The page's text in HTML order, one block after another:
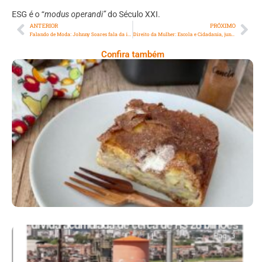
ESG é o “modus operandi”do Século XXI.
ANTERIOR PRÓXIMO
Direito da Mulher: Escola e Cidadania, juntas promovem um futuro melhor!
Confira também
Comer Bem: Torta De Banana